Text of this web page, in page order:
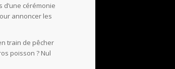
d’une cérémonie
annoncer les
train de pêcher
poisson ? Nul